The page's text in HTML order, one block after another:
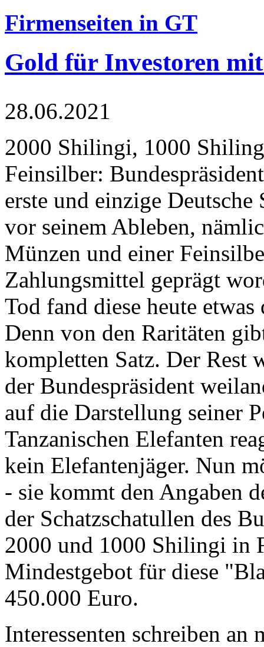
Firmenseiten in GT
Gold für Investoren
28.06.2021
2000 Shilingi, 1000
Feinsilber:
erste und einzige Deutsche
vor seinem Ableben,
Münzen und einer
Zahlungsmittel geprägt
Tod fand diese heute
Denn von den Raritäten
kompletten Satz. Der Rest
der Bundespräsident
auf die Darstellung seiner
Tanzanischen Elefanten
kein Elefantenjäger. Nun
- sie kommt den Angaben
der Schatzschatullen des
2000 und 1000 Shilingi in
Mindestgebot für diese
450.000 Euro.
Interessenten schreiben